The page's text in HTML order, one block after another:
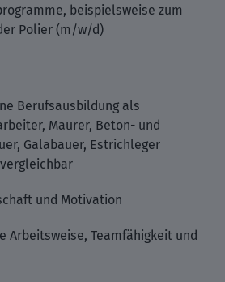
beispielsweise zum
Polier (m/w/d)
Berufsausbildung als
Maurer, Beton- und
Galabauer, Estrichleger
und Motivation
Arbeitsweise, Teamfähigkeit und